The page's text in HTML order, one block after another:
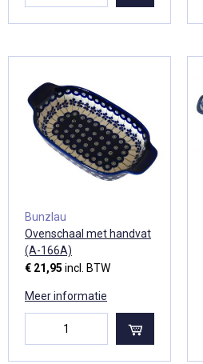
Bunzlau
Ovenschaal met handvat
(A-166A)
€ 21,95 incl. BTW
Meer informatie